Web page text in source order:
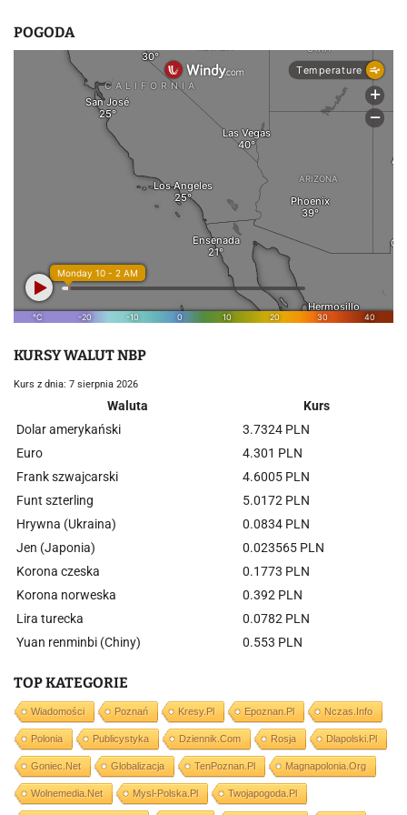
POGODA
KURSY WALUT NBP
Kurs z dnia: 7 sierpnia 2026
Waluta
Kurs
Dolar amerykański
3.7324 PLN
Euro
4.301 PLN
Frank szwajcarski
4.6005 PLN
Funt szterling
5.0172 PLN
Hrywna (Ukraina)
0.0834 PLN
Jen (Japonia)
0.023565 PLN
Korona czeska
0.1773 PLN
Korona norweska
0.392 PLN
Lira turecka
0.0782 PLN
Yuan renminbi (Chiny)
0.553 PLN
TOP KATEGORIE
Wiadomości Poznań Kresy.pl Epoznan.pl Nczas.info
Polonia Publicystyka Dziennik.com Rosja Dlapolski.pl
Goniec.net Globalizacja TenPoznan.pl Magnapolonia.org
Wolnemedia.net Mysl-Polska.pl Twojapogoda.pl